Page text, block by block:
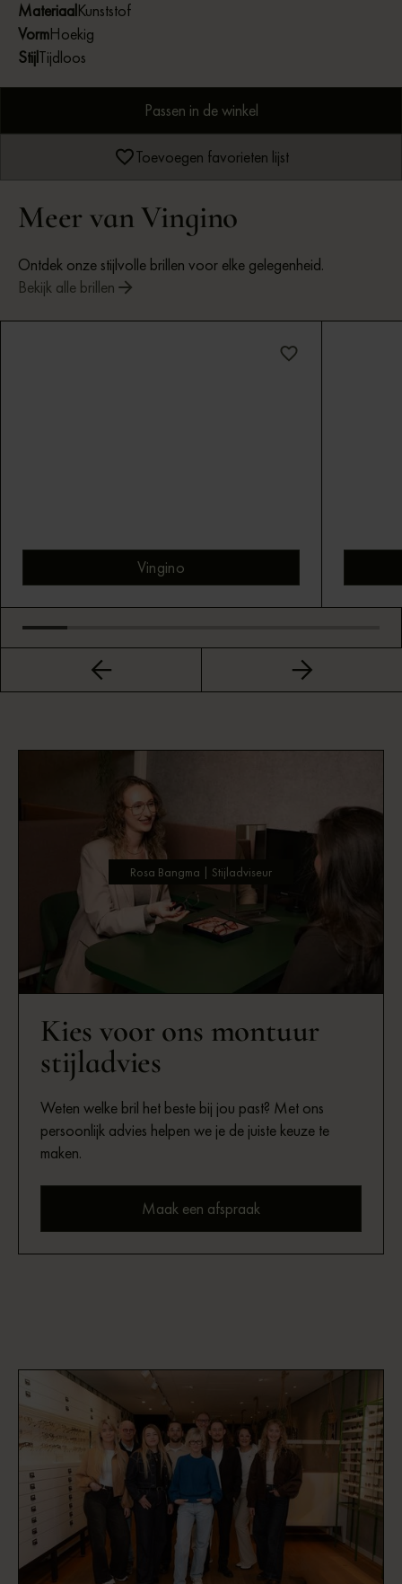
MateriaalKunststof
VormHoekig
StijlTijdloos
Passen in de winkel
Toevoegen favorieten lijst
Meer van Vingino
Ontdek onze stijlvolle brillen voor elke gelegenheid.
Bekijk alle brillen
Vingino
Bekijk montuur
Kies voor ons montuur
stijladvies
Weten welke bril het beste bij jou past? Met ons
persoonlijk advies helpen we je de juiste keuze te
maken.
Maak een afspraak
Rosa Bangma | Stijladviseur